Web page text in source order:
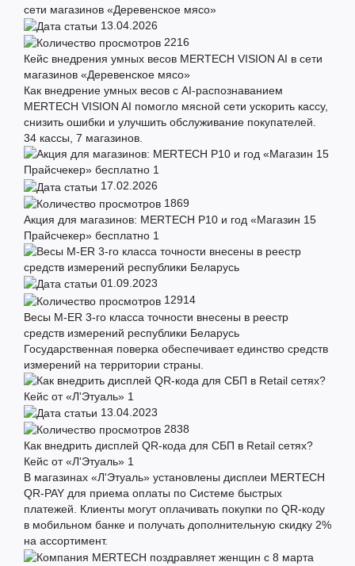
13.04.2026
2216
Кейс внедрения умных весов MERTECH VISION AI в сети
магазинов «Деревенское мясо»
Как внедрение умных весов с AI-распознаванием
MERTECH VISION AI помогло мясной сети ускорить кассу,
снизить ошибки и улучшить обслуживание покупателей.
34 кассы, 7 магазинов.
17.02.2026
1869
Акция для магазинов: MERTECH P10 и год «Магазин 15
Прайсчекер» бесплатно 1
01.09.2023
12914
Весы M-ER 3-го класса точности внесены в реестр
средств измерений республики Беларусь
Государственная поверка обеспечивает единство средств
измерений на территории страны.
13.04.2023
2838
Как внедрить дисплей QR-кода для СБП в Retail сетях?
Кейс от «Л'Этуаль» 1
В магазинах «Л'Этуаль» установлены дисплеи MERTECH
QR-PAY для приема оплаты по Системе быстрых
платежей. Клиенты могут оплачивать покупки по QR-коду
в мобильном банке и получать дополнительную скидку 2%
на ассортимент.